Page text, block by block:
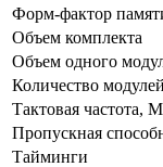
Форм-фактор
Объем комплекта
Объем одного
Количество
Тактовая частота,
Пропускная
Тайминги